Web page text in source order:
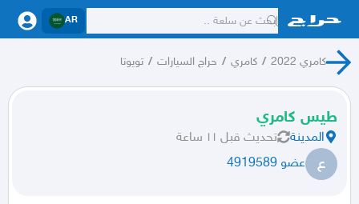
AR
كامري 2022 / كامري / حراج السيارات / تويوتا
طيس كامري
المدينة تحديث قبل ١١ ساعة
ع عضو 4919589